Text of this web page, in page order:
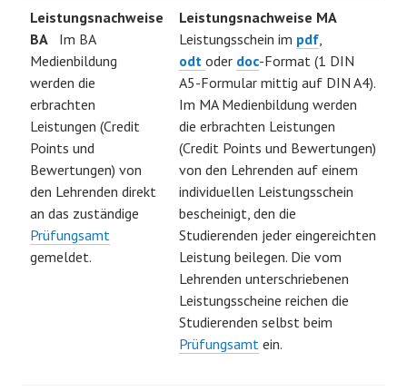
Leistungsnachweise
BA Im BA
Medienbildung
werden die
erbrachten
Leistungen (Credit
Points und
Bewertungen) von
den Lehrenden direkt
an das zuständige
Prüfungsamt
gemeldet.
Leistungsnachweise MA
Leistungsschein im pdf
odt oder doc-Format (1 DIN
A5-Formular mittig auf DIN A4).
Im MA Medienbildung werden
die erbrachten Leistungen
(Credit Points und Bewertungen)
von den Lehrenden auf einem
individuellen Leistungsschein
bescheinigt, den die
Studierenden jeder eingereichten
Leistung beilegen. Die vom
Lehrenden unterschriebenen
Leistungsscheine reichen die
Studierenden selbst beim
Prüfungsamt ein.